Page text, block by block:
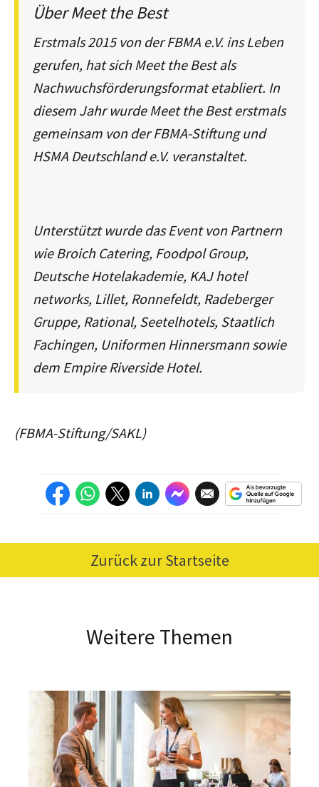
Über Meet the Best
Erstmals 2015 von der FBMA e.V. ins Leben
gerufen, hat sich Meet the Best als
Nachwuchsförderungsformat etabliert. In
diesem Jahr wurde Meet the Best erstmals
gemeinsam von der FBMA-Stiftung und
HSMA Deutschland e.V. veranstaltet.
Unterstützt wurde das Event von Partnern
wie Broich Catering, Foodpol Group,
Deutsche Hotelakademie, KAJ hotel
networks, Lillet, Ronnefeldt, Radeberger
Gruppe, Rational, Seetelhotels, Staatlich
Fachingen, Uniformen Hinnersmann sowie
dem Empire Riverside Hotel.
(FBMA-Stiftung/SAKL)
Zurück zur Startseite
Weitere Themen